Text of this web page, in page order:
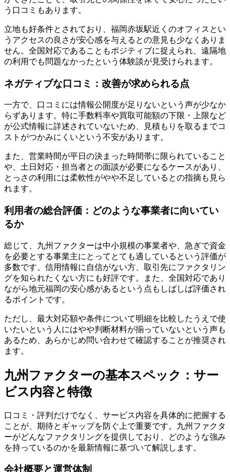
う口コミもあります。
立地も好条件とされており、福岡赤坂駅近くのオフィスとい
うアクセスの良さが安心感を与えるとの意見も少なくありま
せん。全国対応であることもポジティブに捉えられ、遠隔地
の利用でも問題なかったという体験談が見受けられます。
ネガティブな口コミ：改善が求められる点
一方で、口コミには情報公開度が足りないという声が少なか
らずあります。特に手数料率や買取可能額の下限・上限など
が公式情報に詳述されていないため、見積もりを取るまでコ
ストがつかみにくいという不安があります。
また、営業時間が平日の決まった時間帯に限られていること
や、土日対応・担当者との面談が必要になるケースがあり、
とっさの利用には柔軟性がやや不足しているとの指摘も見ら
れます。
利用者の総合評価：どのような事業者に向いてい
るか
総じて、九州ファクターは中小規模の事業者や、急ぎで資金
を必要とする事業主にとってとても適しているという評価が
多数です。信用情報に自信がない方、取引先にファクタリン
グを知られたくない方にも好評です。また、全国対応であり
ながら地元福岡の安心感があるという点もしばしば評価され
るポイントです。
ただし、最大対応額や条件について明細を比較したうえで使
いたいという人にはやや判断材料が揃っていないという声も
あるため、あらかじめ問い合わせて確認することが推奨され
ます。
九州ファクターの基本スペック：サー
ビス内容と特徴
口コミ・評判だけでなく、サービス内容を具体的に把握する
ことが、期待とギャップを防ぐ上で重要です。九州ファクタ
ーがどんなファクタリングを提供しており、どのような強み
を持っているのかを最新情報に基づいて解説します。
会社概要と運営体制